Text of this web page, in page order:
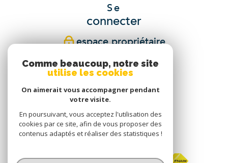
Se
connecter
espace propriétaire
Nous
suivre
Nous
adhérons
Comme beaucoup, notre site
utilise les cookies
On aimerait vous accompagner pendant
votre visite.
En poursuivant, vous acceptez l'utilisation des
cookies par ce site, afin de vous proposer des
contenus adaptés et réaliser des statistiques !